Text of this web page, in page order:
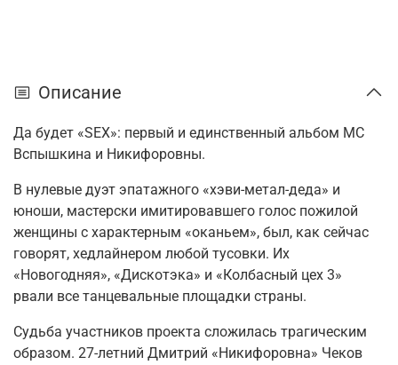
Описание
Да будет «SEX»: первый и единственный альбом МС
Вспышкина и Никифоровны.
В нулевые дуэт эпатажного «хэви-метал-деда» и
юноши, мастерски имитировавшего голос пожилой
женщины с характерным «оканьем», был, как сейчас
говорят, хедлайнером любой тусовки. Их
«Новогодняя», «Дискотэка» и «Колбасный цех 3»
рвали все танцевальные площадки страны.
Судьба участников проекта сложилась трагическим
образом. 27-летний Дмитрий «Никифоровна» Чеков